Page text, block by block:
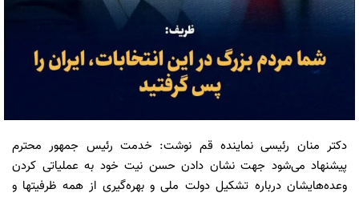
دکتر منان رئیسی نماینده قم نوشت: خدمت رئیس جمهور محترم
پیشنهاد می‌شود جهت نشان دادن حسن نیت خود به عملیاتی کردن
وعده‌هایشان درباره تشکیل دولت ملی و بهره‌گیری از همه ظرفیتها و